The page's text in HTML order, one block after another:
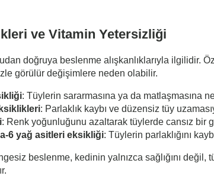
ve Vitamin Yetersizliği
doğruya beslenme alışkanlıklarıyla ilgilidir.
görülür değişimlere neden olabilir.
: Tüylerin sararmasına ya da matlaşmasına
: Parlaklık kaybı ve düzensiz tüy
: Renk yoğunluğunu azaltarak tüylerde cansız bir
6 yağ asitleri eksikliği: Tüylerin parlaklığını
beslenme, kedinin yalnızca sağlığını